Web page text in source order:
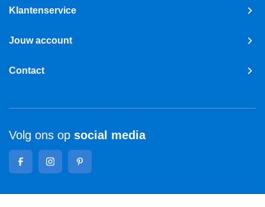
Klantenservice
Jouw account
Contact
Volg ons op social media